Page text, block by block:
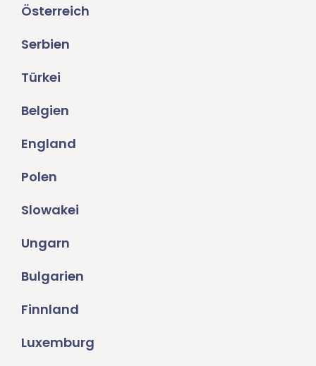
Österreich
Serbien
Türkei
Belgien
England
Polen
Slowakei
Ungarn
Bulgarien
Finnland
Luxemburg